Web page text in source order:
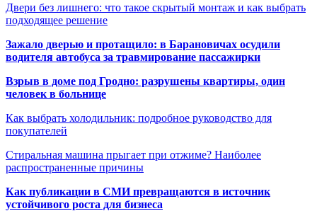
Двери без лишнего: что такое скрытый монтаж и как выбрать
подходящее решение
Зажало дверью и протащило: в Барановичах осудили
водителя автобуса за травмирование пассажирки
Взрыв в доме под Гродно: разрушены квартиры, один
человек в больнице
Как выбрать холодильник: подробное руководство для
покупателей
Стиральная машина прыгает при отжиме? Наиболее
распространенные причины
Как публикации в СМИ превращаются в источник
устойчивого роста для бизнеса